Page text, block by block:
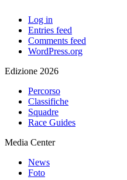
Log in
Entries feed
Comments feed
WordPress.org
Edizione 2026
Percorso
Classifiche
Squadre
Race Guides
Media Center
News
Foto